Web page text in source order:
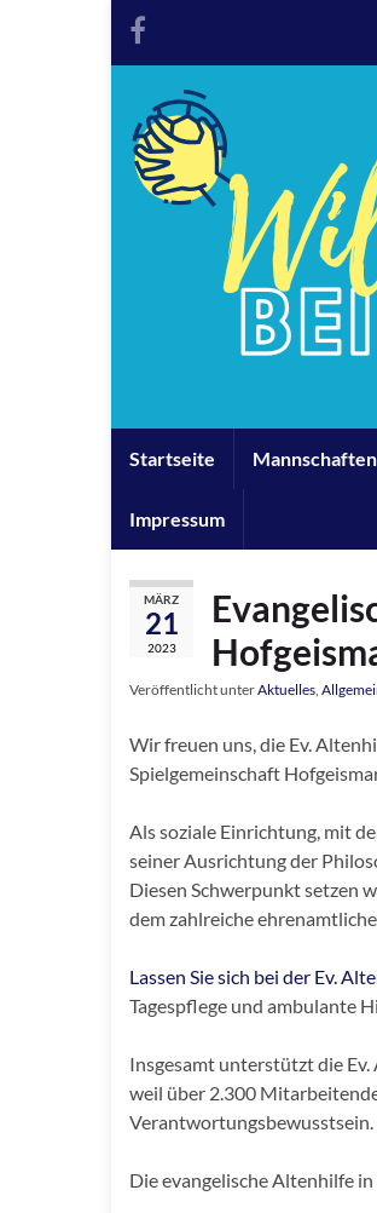
Startseite Mannschaften
Impressum
MÄRZ
21
2023
Veröffentlicht unterAktuelles,
Wir freuen uns, die Ev.
Spielgemeinschaft
Als soziale Einrichtung, mit
seiner Ausrichtung der
Diesen Schwerpunkt setzen
dem zahlreiche
Lassen Sie sich bei der Ev.
Tagespflege und ambulante
Insgesamt unterstützt die
weil über 2.300
Verantwortungsbewusstsein.
Die evangelische Altenhilfe